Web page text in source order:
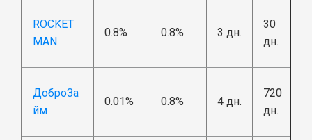
ROCKET
MAN
0.8% 0.8% 3 дн.
30
дн.
ДоброЗа
йм
0.01% 0.8% 4 дн.
720
дн.